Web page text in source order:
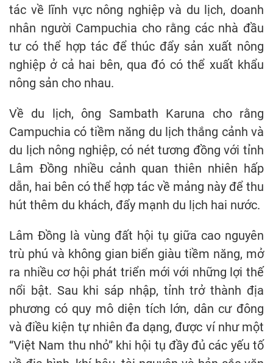
tác về lĩnh vực nông nghiệp và du lịch, doanh
nhân người Campuchia cho rằng các nhà đầu
tư có thể hợp tác để thúc đẩy sản xuất nông
nghiệp ở cả hai bên, qua đó có thể xuất khẩu
nông sản cho nhau.
Về du lịch, ông Sambath Karuna cho rằng
Campuchia có tiềm năng du lịch thắng cảnh và
du lịch nông nghiệp, có nét tương đồng với tỉnh
Lâm Đồng nhiều cảnh quan thiên nhiên hấp
dẫn, hai bên có thể hợp tác về mảng này để thu
hút thêm du khách, đẩy mạnh du lịch hai nước.
Lâm Đồng là vùng đất hội tụ giữa cao nguyên
trù phú và không gian biển giàu tiềm năng, mở
ra nhiều cơ hội phát triển mới với những lợi thế
nổi bật. Sau khi sáp nhập, tỉnh trở thành địa
phương có quy mô diện tích lớn, dân cư đông
và điều kiện tự nhiên đa dạng, được ví như một
“Việt Nam thu nhỏ” khi hội tụ đầy đủ các yếu tố